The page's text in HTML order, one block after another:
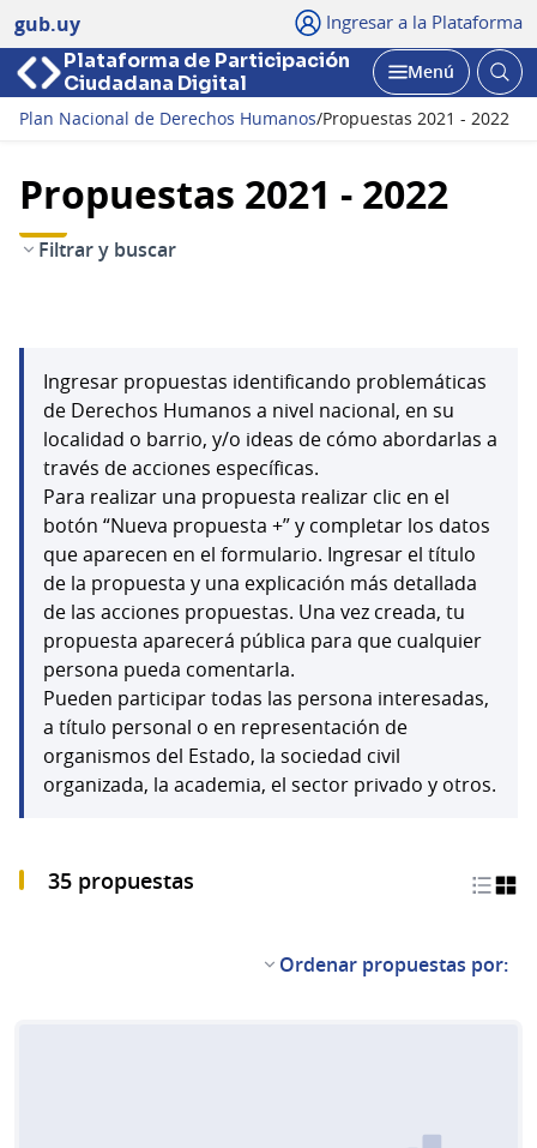
gub.uy Ingresar a la Plataforma
Plataforma de Participación
Ciudadana Digital
Abrir
Menú
Plan Nacional de Derechos Humanos/Propuestas 2021 - 2022
Propuestas 2021 - 2022
Filtrar y buscar
Ingresar propuestas identificando problemáticas
de Derechos Humanos a nivel nacional, en su
localidad o barrio, y/o ideas de cómo abordarlas a
través de acciones específicas.
Para realizar una propuesta realizar clic en el
botón “Nueva propuesta +” y completar los datos
que aparecen en el formulario. Ingresar el título
de la propuesta y una explicación más detallada
de las acciones propuestas. Una vez creada, tu
propuesta aparecerá pública para que cualquier
persona pueda comentarla.
Pueden participar todas las persona interesadas,
a título personal o en representación de
organismos del Estado, la sociedad civil
organizada, la academia, el sector privado y otros.
35 propuestas
Ordenar propuestas por: